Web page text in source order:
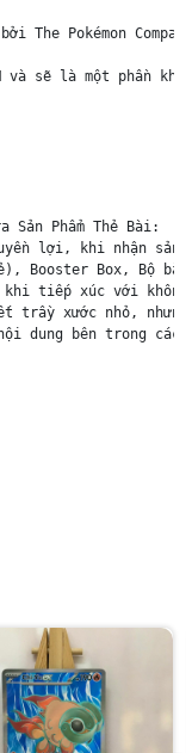
bởi The Pokémon
sẽ là một phần
Sản Phẩm Thẻ Bài:
lợi, khi nhận
Booster Box, Bộ
tiếp xúc với
xước nhỏ,
dung bên trong